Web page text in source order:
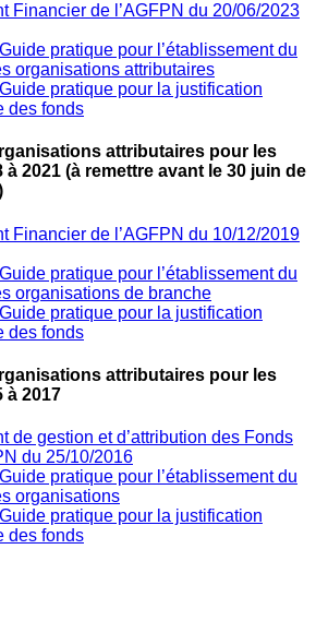
Financier de l’AGFPN du 20/06/2023
pratique pour l’établissement du
organisations attributaires
pratique pour la justification
des fonds
attributaires pour les
à 2021 (à remettre avant le 30 juin de
Financier de l’AGFPN du 10/12/2019
pratique pour l’établissement du
organisations de branche
pratique pour la justification
des fonds
attributaires pour les
à 2017
de gestion et d’attribution des Fonds
du 25/10/2016
pratique pour l’établissement du
organisations
pratique pour la justification
des fonds